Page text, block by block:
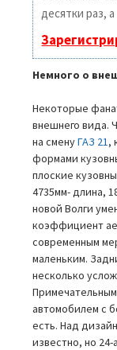
десятки раз,
Немного о
Некоторые
внешнего вида.
на сменуГАЗ 21,
формами
плоские
4735мм- длина,
новой Волги
коэффициент
современным
маленьким.
несколько
автомобилем с
есть. Над
известно, но